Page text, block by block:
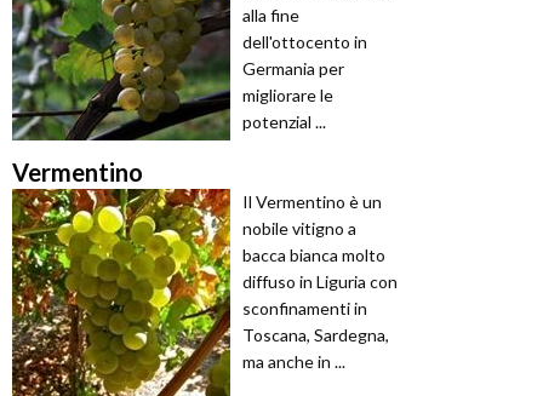
alla fine
dell'ottocento in
Germania per
migliorare le
potenzial ...
Vermentino
Il Vermentino è un
nobile vitigno a
bacca bianca molto
diffuso in Liguria con
sconfinamenti in
Toscana, Sardegna,
ma anche in ...